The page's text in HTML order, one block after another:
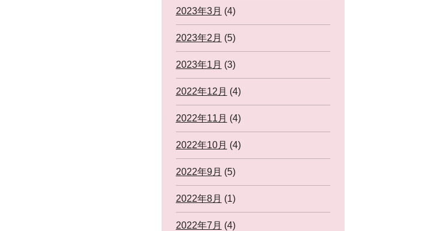
2023年3月 (4)
2023年2月 (5)
2023年1月 (3)
2022年12月 (4)
2022年11月 (4)
2022年10月 (4)
2022年9月 (5)
2022年8月 (1)
2022年7月 (4)